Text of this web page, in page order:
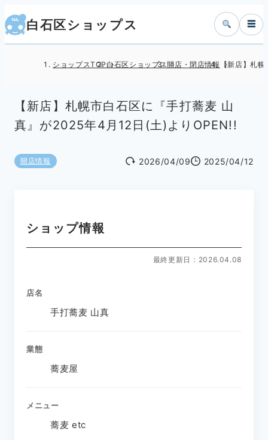
白石区ショップス ☰
ショップスTOP 白石区ショップス開店・閉店情報 【新店】札
【新店】札幌市白石区に『手打蕎麦 山
真』が2025年4月12日(土)よりOPEN!!
開店情報 2026/04/09 2025/04/12
ショップ情報
最終更新日：2026.04.08
店名
手打蕎麦 山真
業態
蕎麦屋
メニュー
蕎麦 etc